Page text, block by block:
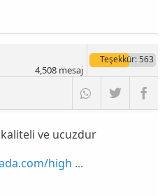
Teşekkür: 563
4,508mesaj
ve ucuzdur
high ...